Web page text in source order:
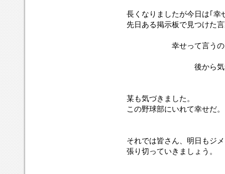
長くなりましたが今日は｢幸
先日ある掲示板で見つけた
幸せって言うのは望
後から気づくも
某も気づきました。
この野球部にいれて幸せだ
それでは皆さん、明日もジ
張り切っていきましょう。